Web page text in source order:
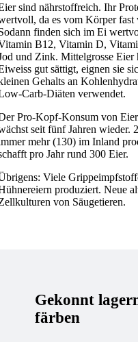
sind nährstoffreich. Ihr
da es vom Körper
finden sich im Ei
B12, Vitamin D,
und Zink. Mittelgrosse
gut sättigt, eignen sie
Gehalts an
Carb-Diäten verwendet.
Pro-Kopf-Konsum von
seit fünf Jahren wieder.
mehr (130) im Inland
pro Jahr rund 300 Eier.
Viele
produziert. Neue
von Säugetieren.
Gekonnt
färben